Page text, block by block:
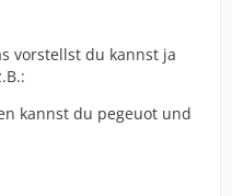
vorstellst du kannst ja
kannst du pegeuot und